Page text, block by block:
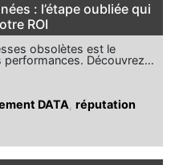
: l’étape oubliée qui
ROI
obsolètes est le
performances. Découvrez…
DATA réputation